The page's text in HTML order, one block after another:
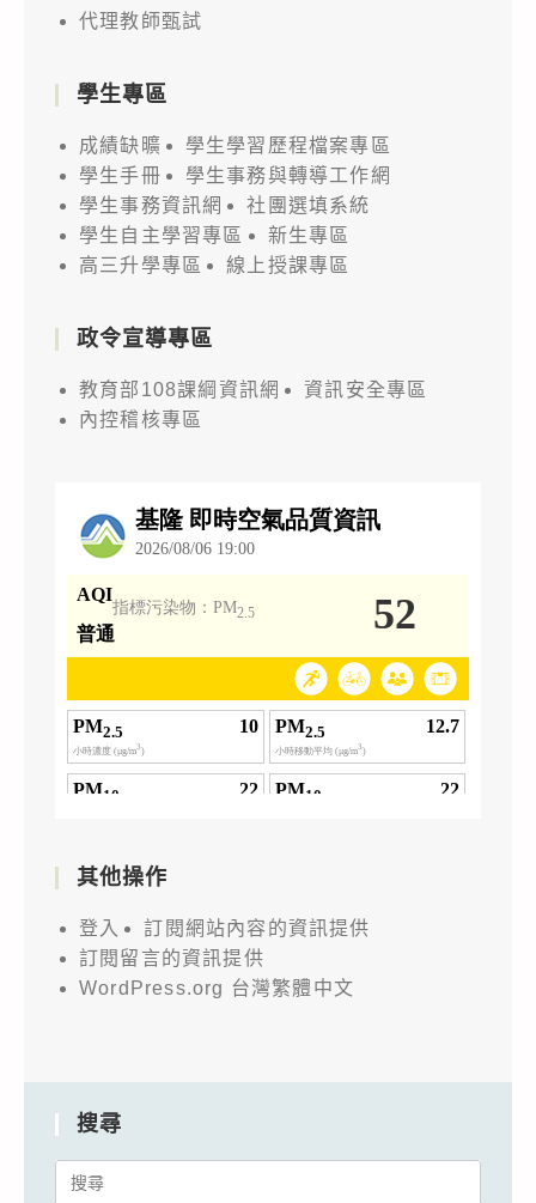
代理教師甄試
學生專區
成績缺曠
學生學習歷程檔案專區
學生手冊
學生事務與轉導工作網
學生事務資訊網
社團選填系統
學生自主學習專區
新生專區
高三升學專區
線上授課專區
政令宣導專區
教育部108課綱資訊網
資訊安全專區
內控稽核專區
其他操作
登入
訂閱網站內容的資訊提供
訂閱留言的資訊提供
WordPress.org 台灣繁體中文
搜尋
Search